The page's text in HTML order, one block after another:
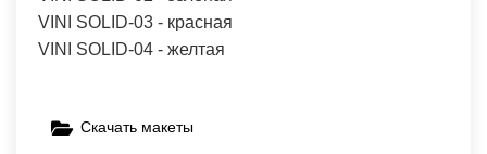
VINI SOLID-03 - красная
VINI SOLID-04 - желтая
Скачать макеты